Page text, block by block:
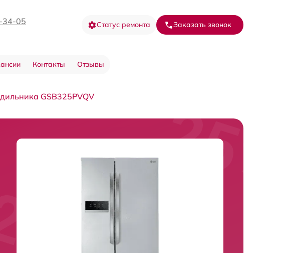
34-05 Статус ремонта Заказать звонок
Контакты Отзывы
GSB325PVQV